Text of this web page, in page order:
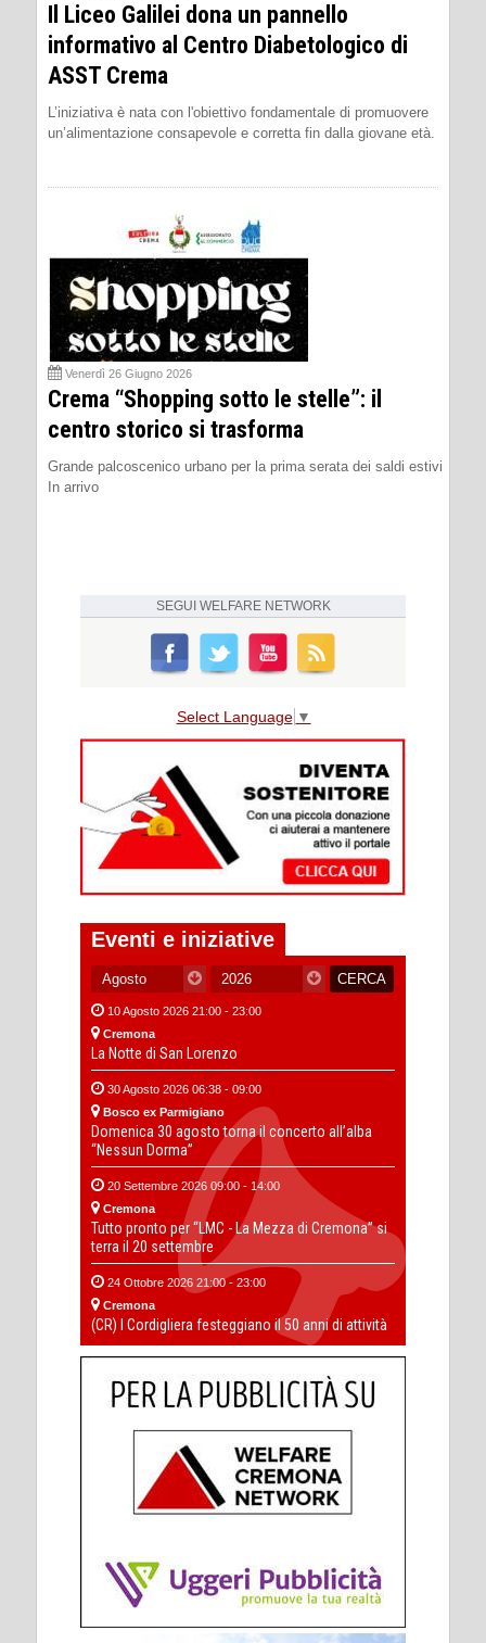
Il Liceo Galilei dona un pannello
informativo al Centro Diabetologico di
ASST Crema
L’iniziativa è nata con l'obiettivo fondamentale di promuovere
un’alimentazione consapevole e corretta fin dalla giovane età.
Venerdì 26 Giugno 2026
Crema “Shopping sotto le stelle”: il
centro storico si trasforma
Grande palcoscenico urbano per la prima serata dei saldi estivi
In arrivo
SEGUI WELFARE NETWORK
Select Language ▼
Eventi e iniziative
10 Agosto 2026 21:00 - 23:00
Cremona
La Notte di San Lorenzo
30 Agosto 2026 06:38 - 09:00
Bosco ex Parmigiano
Domenica 30 agosto torna il concerto all’alba
“Nessun Dorma”
20 Settembre 2026 09:00 - 14:00
Cremona
Tutto pronto per “LMC - La Mezza di Cremona” si
terra il 20 settembre
24 Ottobre 2026 21:00 - 23:00
Cremona
(CR) I Cordigliera festeggiano il 50 anni di attività